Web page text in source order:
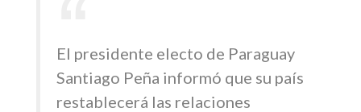
El presidente electo de Paraguay
Santiago Peña informó que su país
restablecerá las relaciones